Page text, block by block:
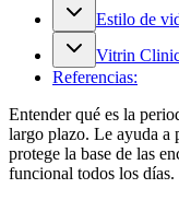
Estilo de
Vitrin
Referencias:
Entender qué es la
largo plazo. Le ayuda a
protege la base de las
funcional todos los días.